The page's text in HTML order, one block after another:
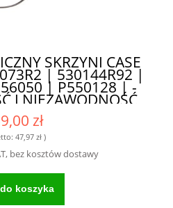
SKRZYNI CASE
| 530144R92 |
| P550128 | -
I NIEZAWODNOŚĆ
zł
47,97 zł)
bez kosztów dostawy
do koszyka